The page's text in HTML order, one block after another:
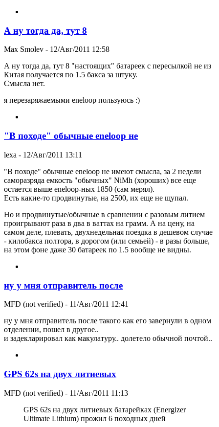
А ну тогда да, тут 8
Max Smolev - 12/Авг/2011 12:58
А ну тогда да, тут 8 "настоящих" батареек с пересылкой не из
Китая получается по 1.5 бакса за штуку.
Смысла нет.
я перезаряжаемыми eneloop пользуюсь :)
"В походе" обычные eneloop не
lexa - 12/Авг/2011 13:11
"В походе" обычные eneloop не имеют смысла, за 2 недели
саморазряда емкость "обычных" NiMh (хороших) все еще
остается выше eneloop-ных 1850 (сам мерял).
Есть какие-то продвинутые, на 2500, их еще не щупал.
Но и продвинутые/обычные в сравнении с разовым литием
проигрывают раза в два в ваттах на грамм. А на цену, на
самом деле, плевать, двухнедельная поездка в дешевом случае
- килобакса полтора, в дорогом (или семьей) - в разы больше,
на этом фоне даже 30 батареек по 1.5 вообще не видны.
ну у мня отправитель после
MFD (not verified) - 11/Авг/2011 12:41
ну у мня отправитель после такого как его завернули в одном
отделении, пошел в другое..
и задекларировал как макулатуру.. долетело обычной почтой..
GPS 62s на двух литиевых
MFD (not verified) - 11/Авг/2011 11:13
GPS 62s на двух литиевых батарейках (Energizer
Ultimate Lithium) прожил 6 походных дней